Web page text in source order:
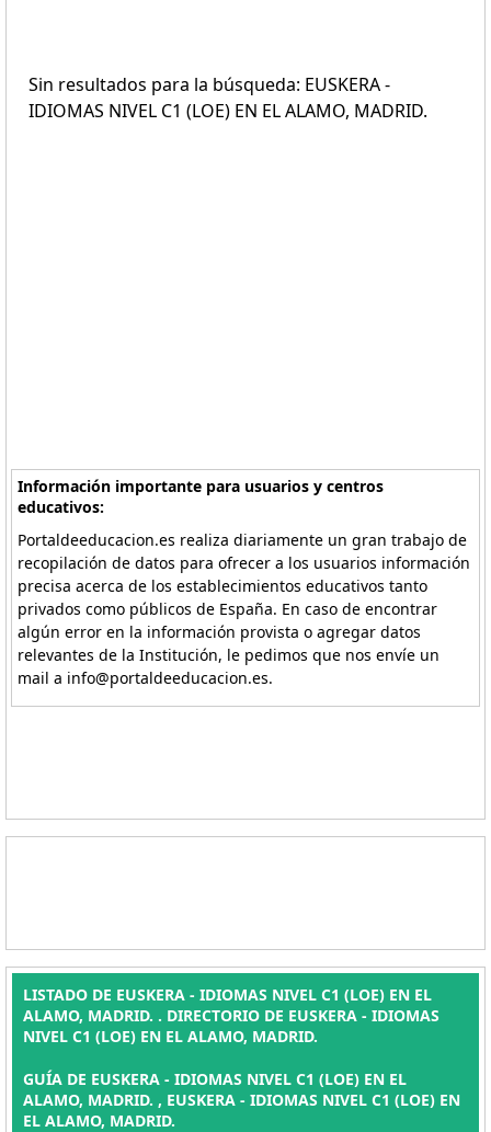
Sin resultados para la búsqueda: EUSKERA -
IDIOMAS NIVEL C1 (LOE) EN EL ALAMO, MADRID.
Información importante para usuarios y centros
educativos:
Portaldeeducacion.es realiza diariamente un gran trabajo de
recopilación de datos para ofrecer a los usuarios información
precisa acerca de los establecimientos educativos tanto
privados como públicos de España. En caso de encontrar
algún error en la información provista o agregar datos
relevantes de la Institución, le pedimos que nos envíe un
mail a info@portaldeeducacion.es.
LISTADO DE EUSKERA - IDIOMAS NIVEL C1 (LOE) EN EL
ALAMO, MADRID. . DIRECTORIO DE EUSKERA - IDIOMAS
NIVEL C1 (LOE) EN EL ALAMO, MADRID.
GUÍA DE EUSKERA - IDIOMAS NIVEL C1 (LOE) EN EL
ALAMO, MADRID. , EUSKERA - IDIOMAS NIVEL C1 (LOE) EN
EL ALAMO, MADRID.